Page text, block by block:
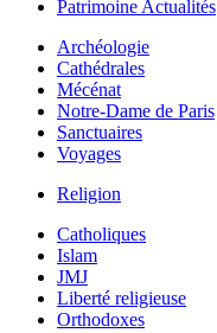
Patrimoine Actualités
Archéologie
Cathédrales
Mécénat
Notre-Dame de Paris
Sanctuaires
Voyages
Religion
Catholiques
Islam
JMJ
Liberté religieuse
Orthodoxes